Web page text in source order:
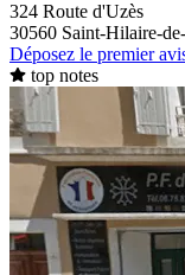
324 Route d'Uzès
30560 Saint-Hilaire-
Déposez le premier
top notes